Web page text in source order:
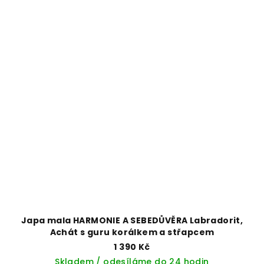
Japa mala HARMONIE A SEBEDŮVĚRA Labradorit,
Achát s guru korálkem a střapcem
1 390 Kč
Skladem / odesíláme do 24 hodin